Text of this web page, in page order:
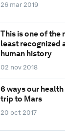
26 mar 2019
This is one of
least recognized
human history
02 nov 2018
6 ways our
trip to Mars
20 oct 2017